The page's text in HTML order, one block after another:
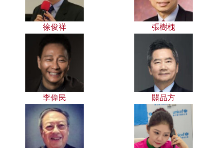
徐俊祥 張樹槐
李偉民 關品方